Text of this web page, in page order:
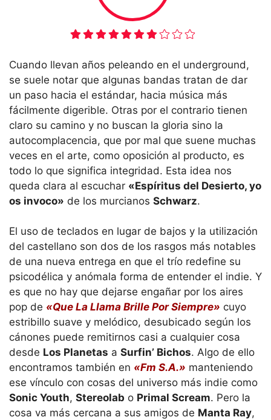
Cuando llevan años peleando en el underground,
se suele notar que algunas bandas tratan de dar
un paso hacia el estándar, hacia música más
fácilmente digerible. Otras por el contrario tienen
claro su camino y no buscan la gloria sino la
autocomplacencia, que por mal que suene muchas
veces en el arte, como oposición al producto, es
todo lo que significa integridad. Esta idea nos
queda clara al escuchar «Espíritus del Desierto, yo
os invoco» de los murcianos Schwarz.
El uso de teclados en lugar de bajos y la utilización
del castellano son dos de los rasgos más notables
de una nueva entrega en que el trío redefine su
psicodélica y anómala forma de entender el indie. Y
es que no hay que dejarse engañar por los aires
pop de «Que La Llama Brille Por Siempre» cuyo
estribillo suave y melódico, desubicado según los
cánones puede remitirnos casi a cualquier cosa
desde Los Planetas a Surfin’ Bichos. Algo de ello
encontramos también en «Fm S.A.» manteniendo
ese vínculo con cosas del universo más indie como
Sonic Youth, Stereolab o Primal Scream. Pero la
cosa va más cercana a sus amigos de Manta Ray,